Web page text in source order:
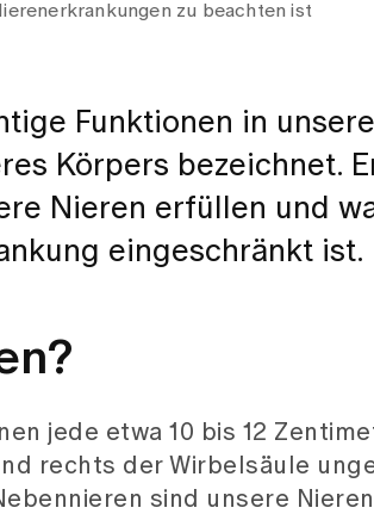
zu beachten ist
Funktionen in
Körpers bezeichnet.
Nieren erfüllen und
eingeschränkt ist.
jede etwa 10 bis 12
rechts der Wirbelsäule
sind unsere